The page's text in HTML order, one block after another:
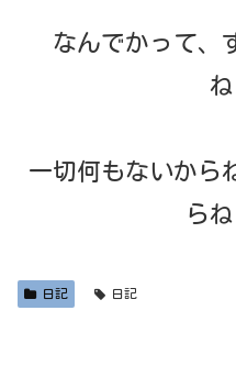
なんでかって、
ね
一切何もないから
ら
日記 日記